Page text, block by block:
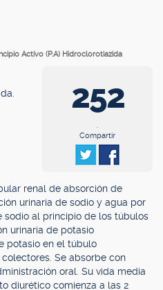
Activo (P.A) Hidroclorotiazida
252
.
Compartir
renal de absorción de
urinaria de sodio y agua por
sodio al principio de los túbulos
urinaria de potasio
potasio en el túbulo
Se absorbe con
oral. Su vida media
diurético comienza a las 2